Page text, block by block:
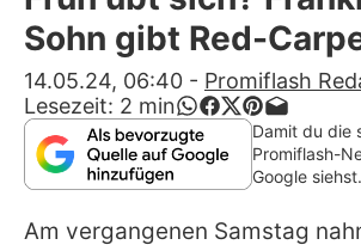
Alle Themen auf
App runterladen
Team
Redaktionelle
Sohn gibt Red-
14.05.24, 06:40 - Promiflash
Lesezeit: 2 min
Damit du die
Promiflash-
Google siehst.
Am vergangenen Samstag